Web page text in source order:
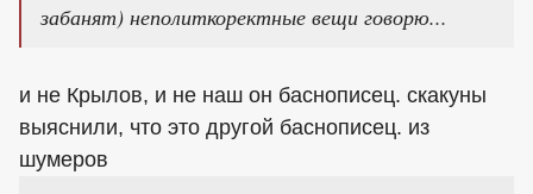
забанят) неполиткоректные вещи говорю...
и не Крылов, и не наш он баснописец. скакуны
выяснили, что это другой баснописец. из
шумеров